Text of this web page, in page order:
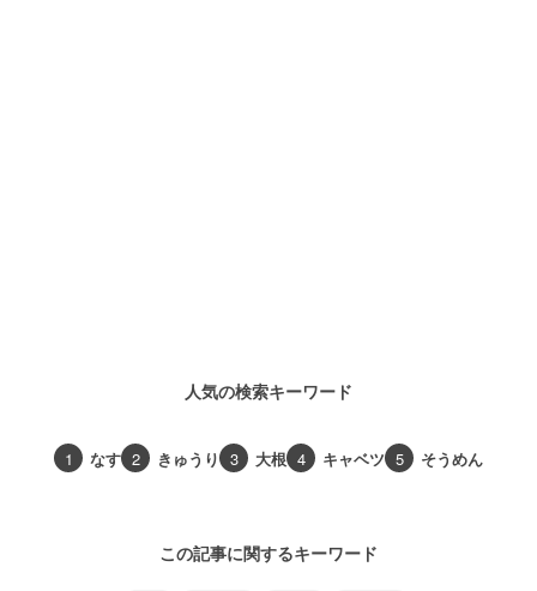
人気の検索キーワード
1 なす 2 きゅうり 3 大根 4 キャベツ 5 そうめん
この記事に関するキーワード